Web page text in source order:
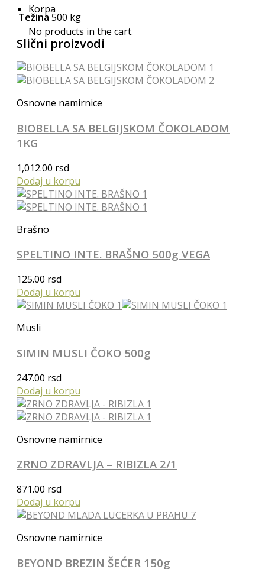
Korpa
No products in the cart.
Težina 500 kg
Slični proizvodi
Osnovne namirnice
BIOBELLA SA BELGIJSKOM ČOKOLADOM
1KG
1,012.00 rsd
Dodaj u korpu
Brašno
SPELTINO INTE. BRAŠNO 500g VEGA
125.00 rsd
Dodaj u korpu
Musli
SIMIN MUSLI ČOKO 500g
247.00 rsd
Dodaj u korpu
Osnovne namirnice
ZRNO ZDRAVLJA – RIBIZLA 2/1
871.00 rsd
Dodaj u korpu
Osnovne namirnice
BEYOND BREZIN ŠEĆER 150g